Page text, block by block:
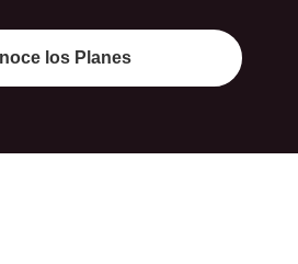
los Planes